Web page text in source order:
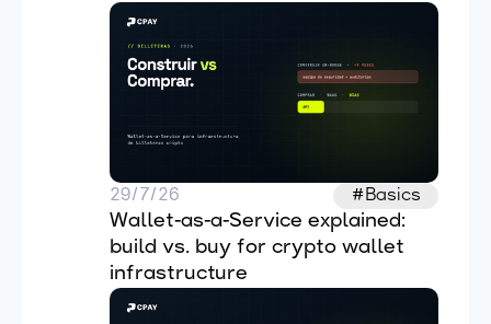
29/7/26 #Basics
Wallet-as-a-Service explained:
build vs. buy for crypto wallet
infrastructure